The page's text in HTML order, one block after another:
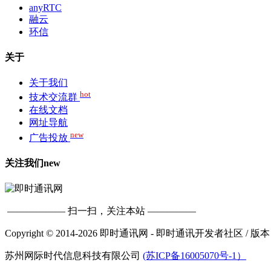
anyRTC
融云
环信
关于
关于我们
技术交流群 hot
在线文档
网址导航
广告投放 new
关注我们new
—————— 扫一扫，关注本站 —————
Copyright © 2014-2026 即时通讯网 - 即时通讯开发者社区 / 版
苏州网际时代信息科技有限公司 (苏ICP备16005070号-1）